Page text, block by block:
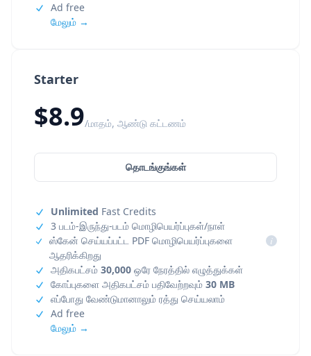
Starter
$8.9/மாதம், ஆண்டு கட்டணம்
தொடங்குங்கள்
Unlimited Fast Credits
3 படம்-இருந்து-படம் மொழிபெயர்ப்புகள்/நாள்
ஸ்கேன் செய்யப்பட்ட PDF மொழிபெயர்ப்புகளை
ஆதரிக்கிறது
i
அதிகபட்சம் 30,000 ஒரே நேரத்தில் எழுத்துக்கள்
கோப்புகளை அதிகபட்சம் பதிவேற்றவும் 30 MB
எப்போது வேண்டுமானாலும் ரத்து செய்யலாம்
Ad free
மேலும் →
Ad free
மேலும் →